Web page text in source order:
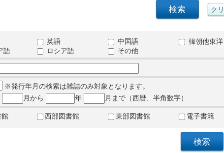
英語 中国語 韓朝他東洋
語
ロシア語 その他
※発行年月の検索は雑誌のみ対象となります。
月から 年 月まで（西暦、半角数字）
館 西部図書館 東部図書館 電子書籍